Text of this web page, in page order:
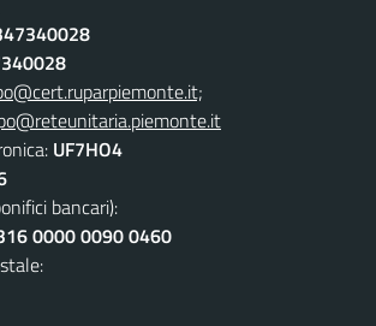
UF7HO4
bancari):
0000 0090 0460